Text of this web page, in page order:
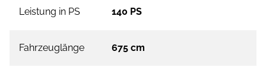
Leistung in PS 140 PS
Fahrzeuglänge 675 cm